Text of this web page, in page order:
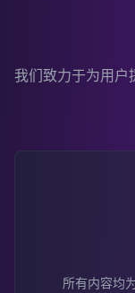
我们致力于为用户
所有内容均